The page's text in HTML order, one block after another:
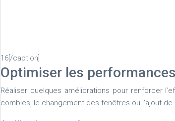
16[/caption]
Optimiser les
Réaliser quelques améliorations pour renforcer
combles, le changement des fenêtres ou l'ajout